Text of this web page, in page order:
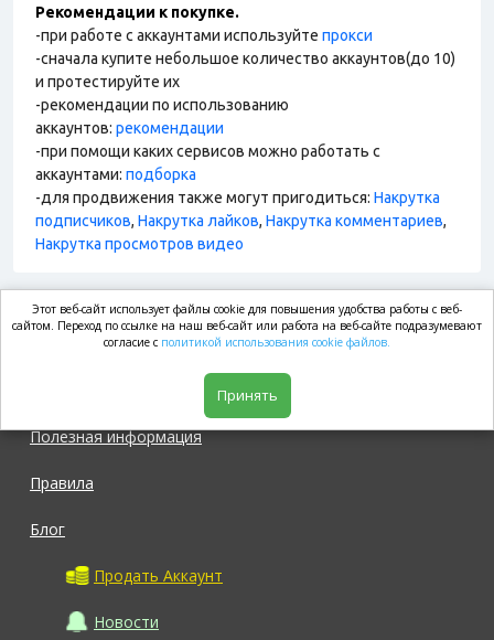
Рекомендации к покупке.
-при работе с аккаунтами используйте прокси
-сначала купите небольшое количество аккаунтов(до 10)
и протестируйте их
-рекомендации по использованию
аккаунтов: рекомендации
-при помощи каких сервисов можно работать с
аккаунтами: подборка
-для продвижения также могут пригодиться: Накрутка
подписчиков, Накрутка лайков, Накрутка комментариев,
Накрутка просмотров видео
market.com
Полезная информация
Правила
Блог
Продать Аккаунт
Новости
Этот веб-сайт использует файлы cookie для повышения удобства работы с веб-
сайтом. Переход по ссылке на наш веб-сайт или работа на веб-сайте подразумевают
согласие с политикой использования cookie файлов.
Принять